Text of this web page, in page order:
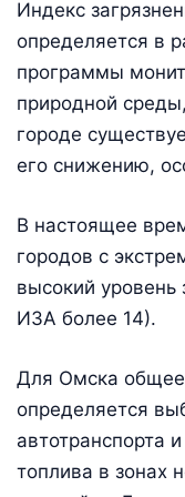
Индекс
определяется в
программы
природной
городе
его снижению,
В настоящее
городов с
высокий уровень
ИЗА более 14).
Для Омска общее
определяется
автотранспорта
топлива в зонах